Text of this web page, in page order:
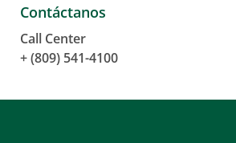
Contáctanos
Call Center
+ (809) 541-4100